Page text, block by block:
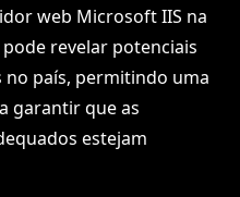
web Microsoft IIS na
revelar potenciais
país, permitindo uma
garantir que as
estejam